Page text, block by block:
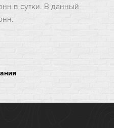
в сутки. В данный